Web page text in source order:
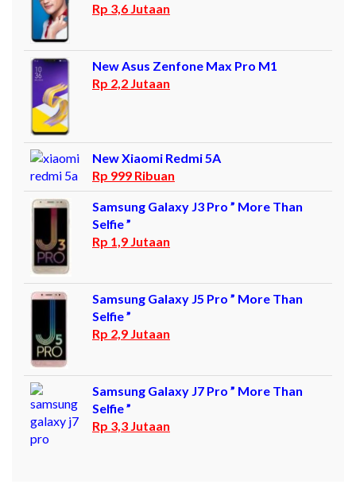
Rp 3,6 Jutaan
New Asus Zenfone Max Pro M1
Rp 2,2 Jutaan
New Xiaomi Redmi 5A
Rp 999 Ribuan
Samsung Galaxy J3 Pro ” More Than
Selfie ”
Rp 1,9 Jutaan
Samsung Galaxy J5 Pro ” More Than
Selfie ”
Rp 2,9 Jutaan
Samsung Galaxy J7 Pro ” More Than
Selfie ”
Rp 3,3 Jutaan